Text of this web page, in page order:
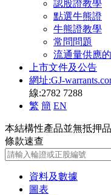
認股證教學
點選牛熊證
牛熊證教學
常問問題
流通量供應
上市文件及公告
網址:GJ-
線:2782 7288
繁 簡 EN
本結構性產品並無抵押品
條款速查
資料及數據
圖表